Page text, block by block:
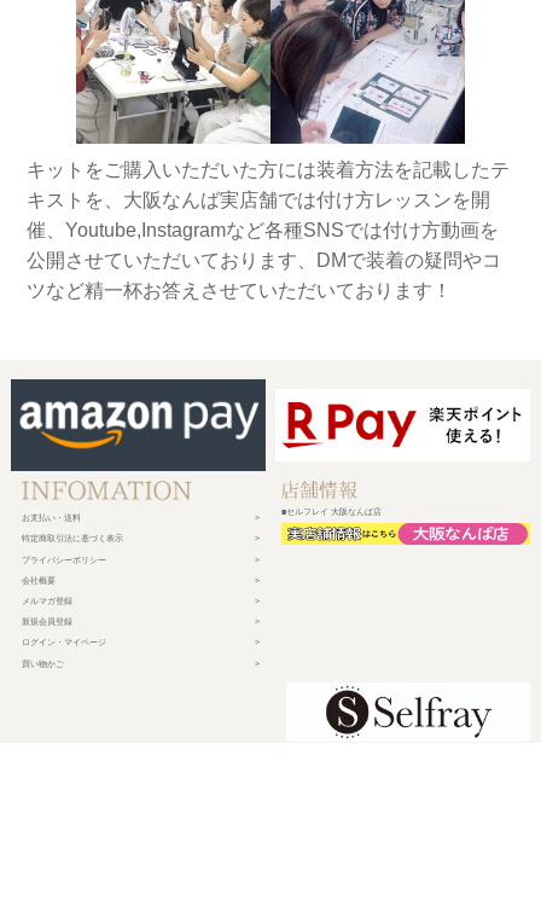
キットをご購入いただいた方には装着方法を記載したテ
キストを、大阪なんば実店舗では付け方レッスンを開
催、Youtube,Instagramなど各種SNSでは付け方動画を
公開させていただいております、DMで装着の疑問やコ
ツなど精一杯お答えさせていただいております！
お支払い・送料
特定商取引法に基づく表示
プライバシーポリシー
会社概要
メルマガ登録
新規会員登録
ログイン・マイページ
買い物かご
■セルフレイ 大阪なんば店